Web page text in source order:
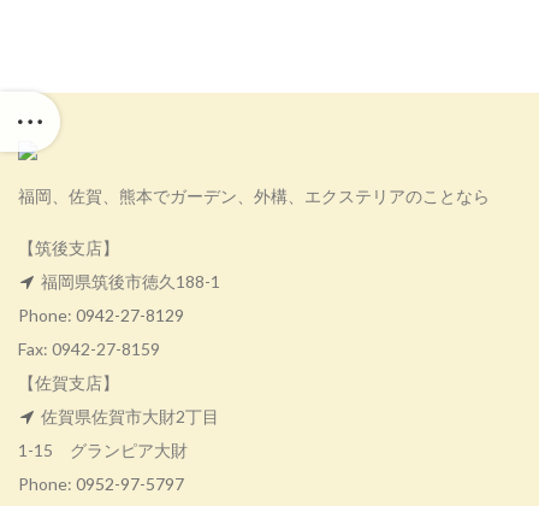
福岡、佐賀、熊本でガーデン、外構、エクステリアのことなら
【筑後支店】
福岡県筑後市徳久188-1
Phone: 0942-27-8129
Fax: 0942-27-8159
【佐賀支店】
佐賀県佐賀市大財2丁目
1-15 グランピア大財
Phone: 0952-97-5797